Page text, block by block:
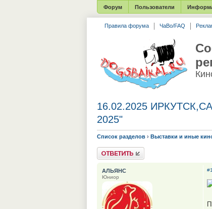
Форум Пользователи
Правила форума ЧаВо/FAQ
16.02.2025
2025"
Список разделов › Выставки и иные
Ответить
#1
АЛЬЯНС
Юниор